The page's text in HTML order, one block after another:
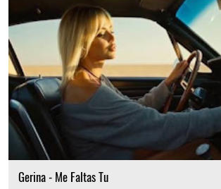
Gerina - Me Faltas Tu